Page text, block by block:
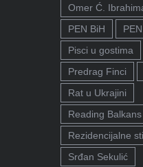
Omer Ć.
PEN BiH
Pisci u gostima
Predrag Finci
Rat u Ukrajini
Reading Balkans
Rezidencijalne
Srđan Sekulić